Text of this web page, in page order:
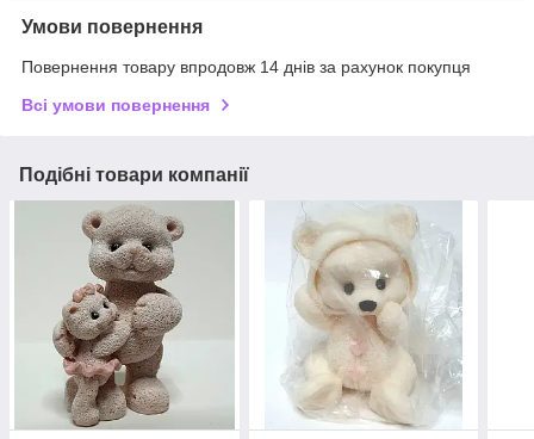
Умови повернення
Повернення товару впродовж 14 днів за рахунок покупця
Всі умови повернення
Подібні товари компанії